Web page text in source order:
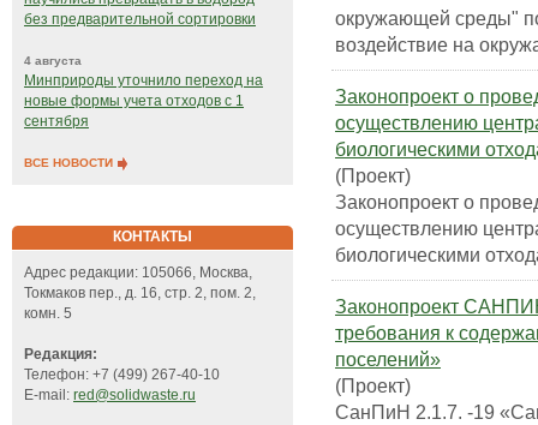
без предварительной сортировки
4 августа
Минприроды уточнило переход на
новые формы учета отходов с 1
сентября
ВСЕ НОВОСТИ
КОНТАКТЫ
Адрес редакции: 105066, Москва,
Токмаков пер., д. 16, стр. 2, пом. 2,
комн. 5
Редакция:
Телефон: +7 (499) 267-40-10
E-mail: red@solidwaste.ru
окружающей среды"
воздействие на
Законопроект о
осуществлению
биологическими
(Проект)
Законопроект о
осуществлению
биологическими
Законопроект
требования к
поселений»
(Проект)
СанПиН 2.1.7. -19